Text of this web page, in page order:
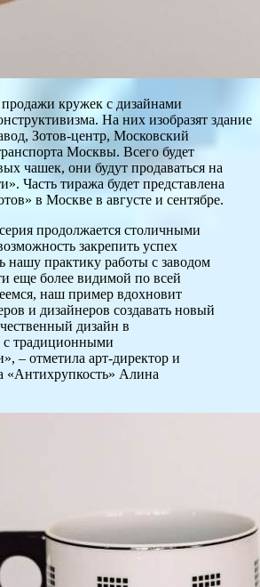
продажи кружек с дизайнами
На них изобразят здание
Зотов-центр, Московский
Москвы. Всего будет
чашек, они будут продаваться на
Часть тиража будет представлена
в Москве в августе и сентябре.
продолжается столичными
закрепить успех
нашу практику работы с заводом
еще более видимой по всей
наш пример вдохновит
и дизайнеров создавать новый
дизайн в
с традиционными
– отметила арт-директор и
«Антихрупкость» Алина